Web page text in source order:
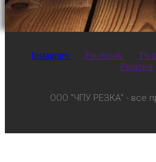
Instagram Facebook
Pinterest
ООО "ЧПУ РЕЗКА" - все